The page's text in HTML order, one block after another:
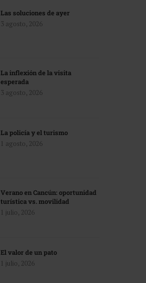
Las soluciones de ayer
3 agosto, 2026
La inflexión de la visita
esperada
3 agosto, 2026
La policía y el turismo
1 agosto, 2026
Verano en Cancún: oportunidad
turística vs. movilidad
1 julio, 2026
El valor de un pato
1 julio, 2026